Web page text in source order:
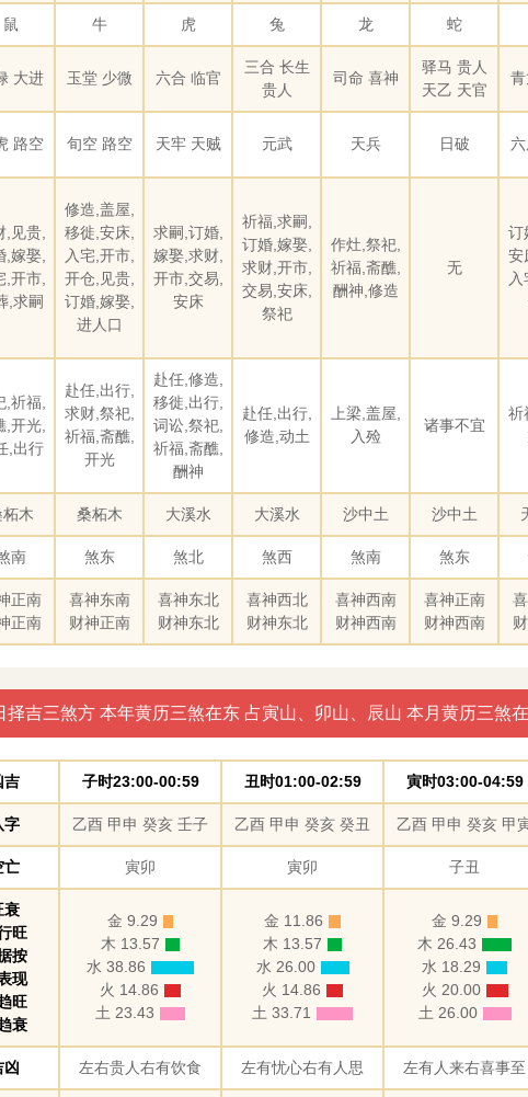
鼠 牛 虎 兔 龙 蛇
大进 玉堂 少微 六合 临官
三合 长生
贵人
司命 喜神
驿马 贵人
天乙 天官
路空 旬空 路空 天牢 天贼 元武 天兵 日破
,见贵,
,嫁娶,
,开市,
,求嗣
修造,盖屋,
移徙,安床,
入宅,开市,
开仓,见贵,
订婚,嫁娶,
进人口
求嗣,订婚,
嫁娶,求财,
开市,交易,
安床
祈福,求嗣,
订婚,嫁娶,
求财,开市,
交易,安床,
祭祀
作灶,祭祀,
祈福,斋醮,
酬神,修造
无
订
安
入
,祈福,
,开光,
,出行
赴任,出行,
求财,祭祀,
祈福,斋醮,
开光
赴任,修造,
移徙,出行,
词讼,祭祀,
祈福,斋醮,
酬神
赴任,出行,
修造,动土
上梁,盖屋,
入殓
诸事不宜
祈
柘木 桑柘木 大溪水 大溪水 沙中土 沙中土
南 煞东 煞北 煞西 煞南 煞东
正南
正南
喜神东南
财神正南
喜神东北
财神东北
喜神西北
财神东北
喜神西南
财神西南
喜神正南
财神西南
择吉三煞方 本年黄历三煞在东 占寅山、卯山、辰山 本月黄历三煞
吉 子时23:00-00:59 丑时01:00-02:59 寅时03:00-04:59
字 乙酉 甲申 癸亥 壬子 乙酉 甲申 癸亥 癸丑 乙酉 甲申 癸亥 甲
亡 寅卯 寅卯 子丑
衰
旺
按
现
旺
衰
金 9.29
木 13.57
水 38.86
火 14.86
土 23.43
金 11.86
木 13.57
水 26.00
火 14.86
土 33.71
金 9.29
木 26.43
水 18.29
火 20.00
土 26.00
凶 左右贵人右有饮食 左有忧心右有人思 左有人来右喜事至